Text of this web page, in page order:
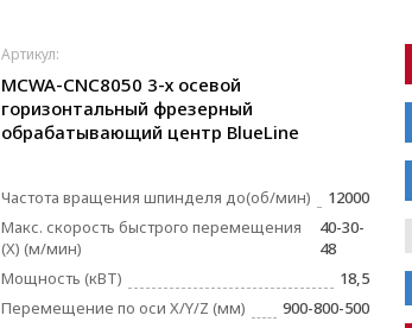
Артикул:
MCWA-CNC8050 3-х осевой
горизонтальный фрезерный
обрабатывающий центр BlueLine
Частота вращения шпинделя до(об/мин)
12000
Макс. скорость быстрого перемещения
(X) (м/мин)
40-30-
48
Мощность (кВТ)
18,5
Перемещение по оси X/Y/Z (мм)
900-800-500